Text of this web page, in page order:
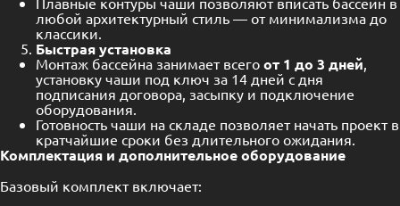
любой архитектурный стиль — от минимализма до
классики.
Быстрая установка
Монтаж бассейна занимает всего от 1 до 3 дней,
установку чаши под ключ за 14 дней с дня
подписания договора, засыпку и подключение
оборудования.
Готовность чаши на складе позволяет начать проект в
кратчайшие сроки без длительного ожидания.
Комплектация и дополнительное оборудование
Базовый комплект включает: